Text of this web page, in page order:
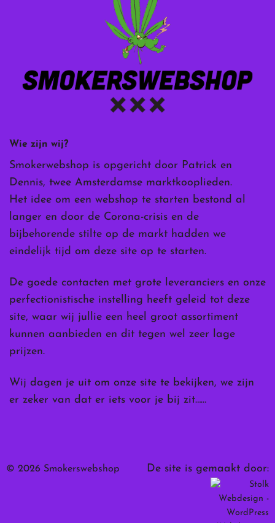
Wie zijn wij?
Smokerwebshop is opgericht door Patrick en
Dennis, twee Amsterdamse marktkooplieden.
Het idee om een webshop te starten bestond al
langer en door de Corona-crisis en de
bijbehorende stilte op de markt hadden we
eindelijk tijd om deze site op te starten.
De goede contacten met grote leveranciers en onze
perfectionistische instelling heeft geleid tot deze
site, waar wij jullie een heel groot assortiment
kunnen aanbieden en dit tegen wel zeer lage
prijzen.
Wij dagen je uit om onze site te bekijken, we zijn
er zeker van dat er iets voor je bij zit……
© 2026 Smokerswebshop De site is gemaakt door: